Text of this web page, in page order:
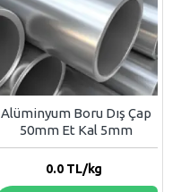
Alüminyum Boru Dış Çap
50mm Et Kal 5mm
0.0TL/kg